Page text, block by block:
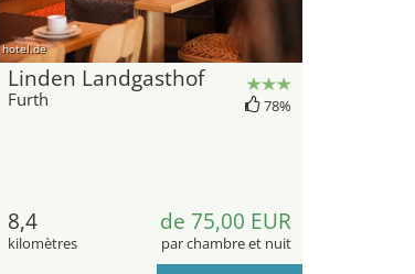
hotel.de
Linden Landgasthof
Furth 78%
8,4
kilomètres
de 75,00 EUR
par chambre et nuit